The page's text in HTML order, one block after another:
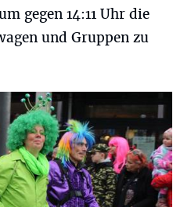
gegen 14:11 Uhr die
und Gruppen zu